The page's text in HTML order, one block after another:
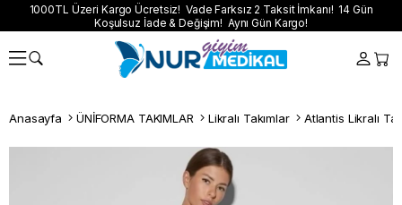
1000TL Üzeri Kargo Ücretsiz! Vade Farksız 2 Taksit İmkanı! 14 Gün
Koşulsuz İade & Değişim! Aynı Gün Kargo!
Anasayfa ÜNİFORMA TAKIMLAR Likralı Takımlar Atlantis Likralı